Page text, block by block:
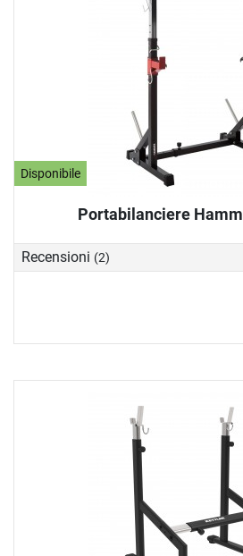
Disponibile
Portabilanciere
Recensioni (2)